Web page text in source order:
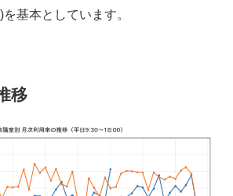
基本としています。
移